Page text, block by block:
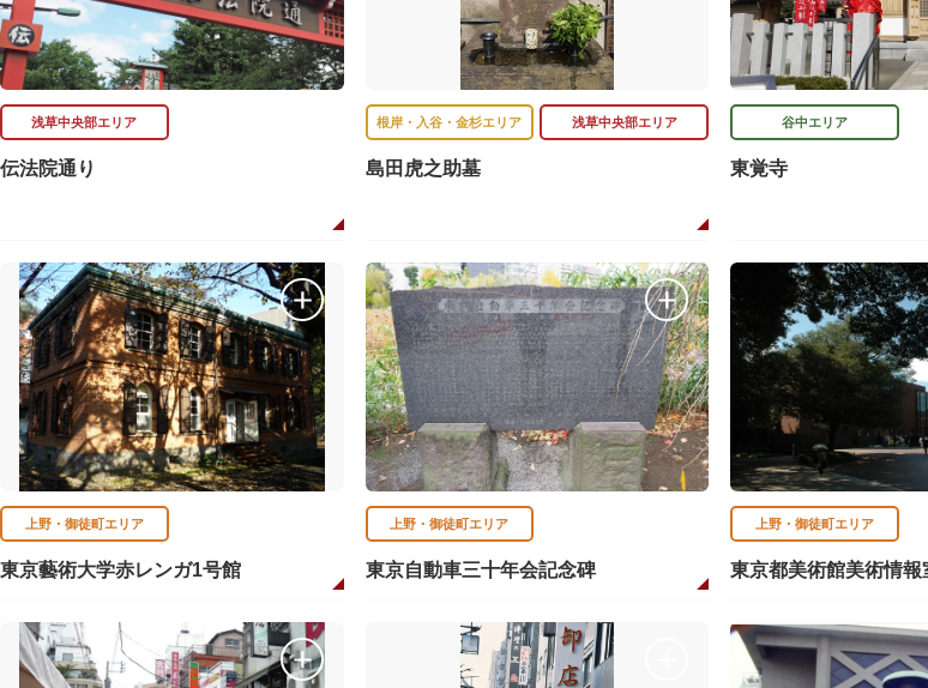
浅草中央部エリア
伝法院通り
根岸・入谷・金杉エリア 浅草中央部エリア
島田虎之助墓
谷中エリア
東覚寺
上野・御徒町エリア
東京藝術大学赤レンガ1号館
上野・御徒町エリア
東京自動車三十年会記念碑
上野・御徒町エリア
東京都美術館美術情報